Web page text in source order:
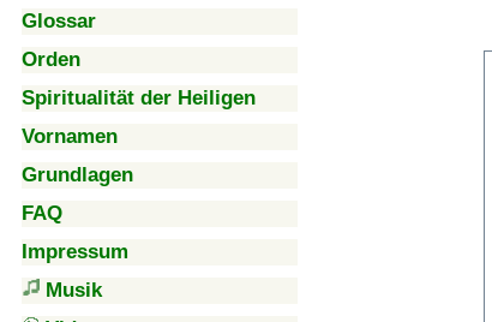
Glossar
Orden
Spiritualität der Heiligen
Vornamen
Grundlagen
FAQ
Impressum
Musik